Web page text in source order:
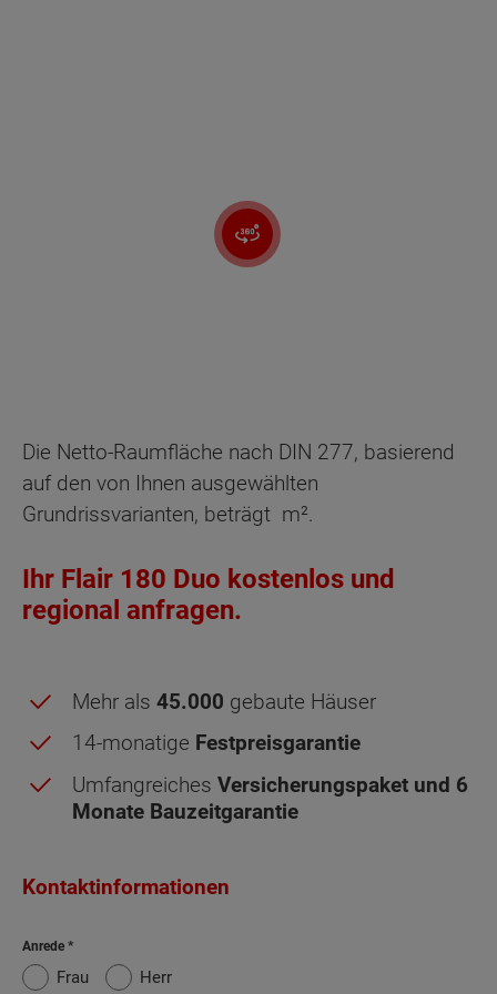
Obergeschoss - Grundrissvarianten:
Netto-Raumfläche nach DIN 277 Obergeschoss
Die Netto-Raumfläche nach DIN 277, basierend
auf den von Ihnen ausgewählten
Grundrissvarianten, beträgt m².
Ihr Flair 180 Duo kostenlos und
regional anfragen.
Mehr als 45.000 gebaute Häuser
14-monatige Festpreisgarantie
Umfangreiches Versicherungspaket und 6
Monate Bauzeitgarantie
Kontaktinformationen
Anrede
Frau Herr